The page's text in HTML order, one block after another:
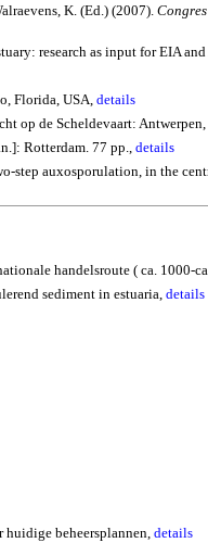
K. (Ed.) (2007).
research as input for EIA
Florida USA details
op de Scheldevaart:
Rotterdam. 77 pp., details
step auxosporulation , in the
handelsroute ( ca. 1000-
sediment in estuaria, details
beheersplannen, details